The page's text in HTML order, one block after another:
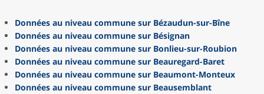
Données au niveau commune sur Bézaudun-sur-Bîne
Données au niveau commune sur Bésignan
Données au niveau commune sur Bonlieu-sur-Roubion
Données au niveau commune sur Beauregard-Baret
Données au niveau commune sur Beaumont-Monteux
Données au niveau commune sur Beausemblant